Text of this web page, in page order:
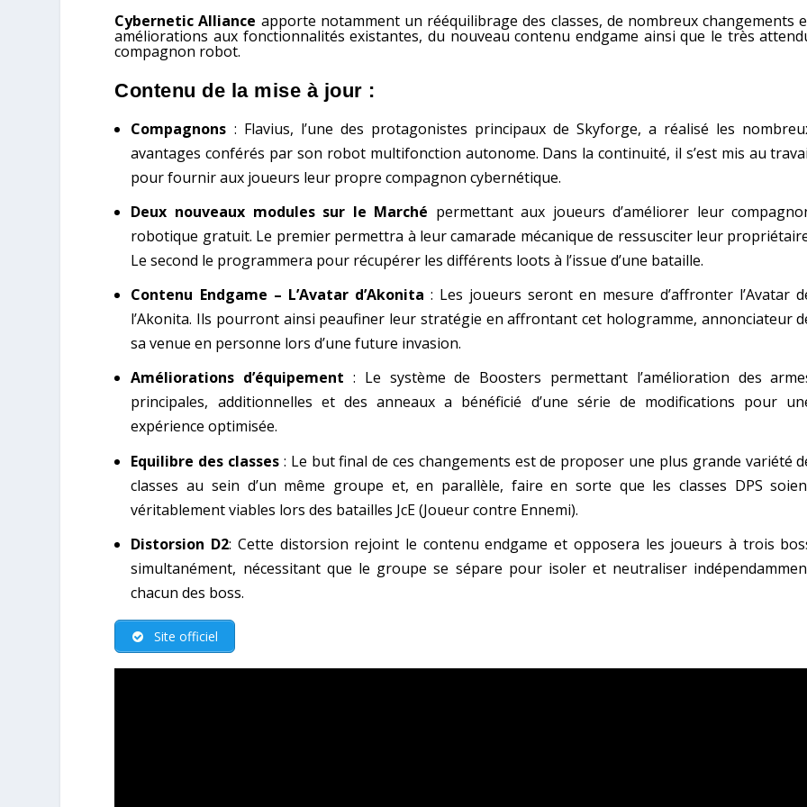
Cybernetic Alliance apporte notamment un rééquilibrage des classes, de nombreux changements
améliorations aux fonctionnalités existantes, du nouveau contenu endgame ainsi que le très
compagnon robot.
Contenu de la mise à jour :
Compagnons : Flavius, l’une des protagonistes principaux de Skyforge, a réalisé les
avantages conférés par son robot multifonction autonome. Dans la continuité, il s’est mis au
pour fournir aux joueurs leur propre compagnon cybernétique.
Deux nouveaux modules sur le Marché permettant aux joueurs d’améliorer leur
robotique gratuit. Le premier permettra à leur camarade mécanique de ressusciter leur
Le second le programmera pour récupérer les différents loots à l’issue d’une bataille.
Contenu Endgame – L’Avatar d’Akonita : Les joueurs seront en mesure d’affronter l’Avatar
l’Akonita. Ils pourront ainsi peaufiner leur stratégie en affrontant cet hologramme, annonciateur
sa venue en personne lors d’une future invasion.
Améliorations d’équipement : Le système de Boosters permettant l’amélioration des
principales, additionnelles et des anneaux a bénéficié d’une série de modifications pour
expérience optimisée.
Equilibre des classes : Le but final de ces changements est de proposer une plus grande variété
classes au sein d’un même groupe et, en parallèle, faire en sorte que les classes DPS
véritablement viables lors des batailles JcE (Joueur contre Ennemi).
Distorsion D2: Cette distorsion rejoint le contenu endgame et opposera les joueurs à trois
simultanément, nécessitant que le groupe se sépare pour isoler et neutraliser
chacun des boss.
Site officiel